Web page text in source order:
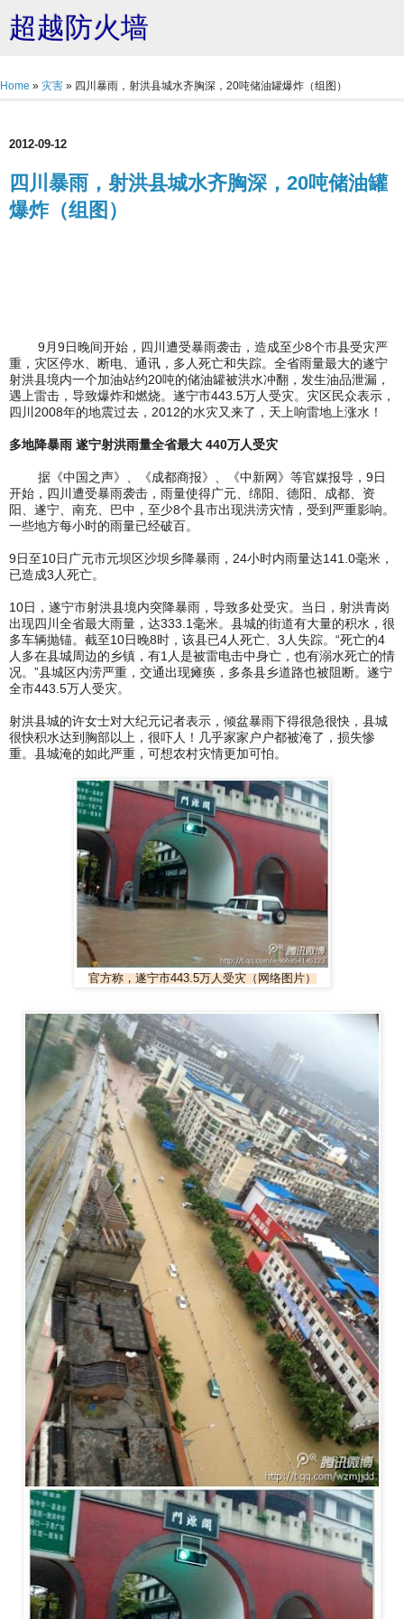
超越防火墙
Home » 灾害 » 四川暴雨，射洪县城水齐胸深，20吨储油罐爆炸（组图）
2012-09-12
四川暴雨，射洪县城水齐胸深，20吨储油罐
爆炸（组图）
9月9日晚间开始，四川遭受暴雨袭击，造成至少8个市县受灾严
重，灾区停水、断电、通讯，多人死亡和失踪。全省雨量最大的遂宁
射洪县境内一个加油站约20吨的储油罐被洪水冲翻，发生油品泄漏，
遇上雷击，导致爆炸和燃烧。遂宁市443.5万人受灾。灾区民众表示，
四川2008年的地震过去，2012的水灾又来了，天上响雷地上涨水！
多地降暴雨 遂宁射洪雨量全省最大 440万人受灾
据《中国之声》、《成都商报》、《中新网》等官媒报导，9日
开始，四川遭受暴雨袭击，雨量使得广元、绵阳、德阳、成都、资
阳、遂宁、南充、巴中，至少8个县市出现洪涝灾情，受到严重影响。
一些地方每小时的雨量已经破百。
9日至10日广元市元坝区沙坝乡降暴雨，24小时内雨量达141.0毫米，
已造成3人死亡。
10日，遂宁市射洪县境内突降暴雨，导致多处受灾。当日，射洪青岗
出现四川全省最大雨量，达333.1毫米。县城的街道有大量的积水，很
多车辆抛锚。截至10日晚8时，该县已4人死亡、3人失踪。“死亡的4
人多在县城周边的乡镇，有1人是被雷电击中身亡，也有溺水死亡的情
况。”县城区内涝严重，交通出现瘫痪，多条县乡道路也被阻断。遂宁
全市443.5万人受灾。
射洪县城的许女士对大纪元记者表示，倾盆暴雨下得很急很快，县城
很快积水达到胸部以上，很吓人！几乎家家户户都被淹了，损失惨
重。县城淹的如此严重，可想农村灾情更加可怕。
官方称，遂宁市443.5万人受灾（网络图片）